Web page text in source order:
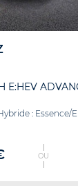
E:HEV
: Essence/
OU